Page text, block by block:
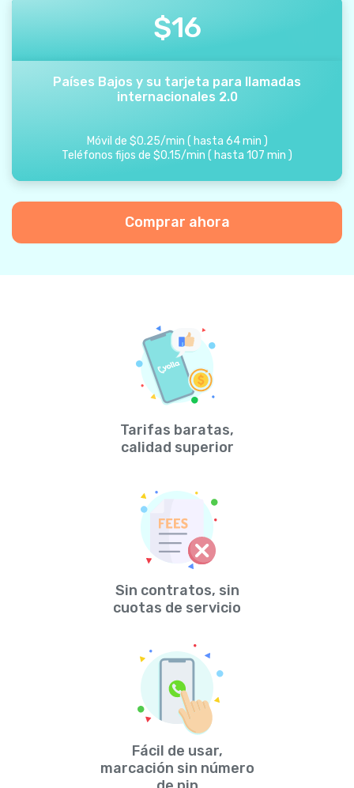
$16
Países Bajos y su tarjeta para llamadas
internacionales 2.0
Móvil de $0.25/min ( hasta 64 min )
Teléfonos fijos de $0.15/min ( hasta 107 min )
Comprar ahora
Tarifas baratas,
calidad superior
Sin contratos, sin
cuotas de servicio
Fácil de usar,
marcación sin número